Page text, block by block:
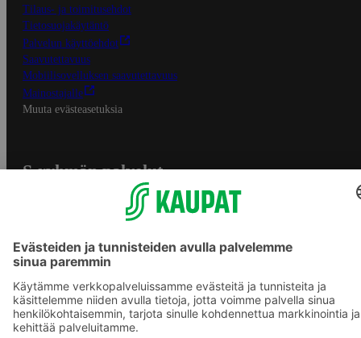
Tilaus- ja toimitusehdot
Tietosuojakäytäntö
Palvelun käyttöehdot
Saavutettavuus
Mobiilisovelluksen saavutettavuus
Mainostajalle
Muuta evästeasetuksia
S-ryhmän palvelut
Yhteishyvä Ruoka -sovellus
S-ostoslista -sovellus
Prisma.fi
Sokos.fi
S-Pankki